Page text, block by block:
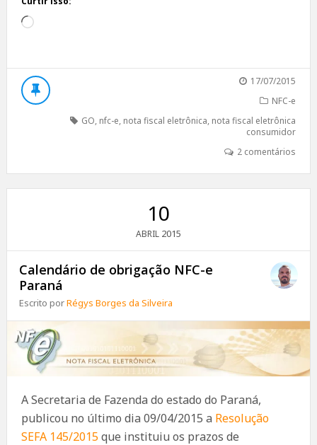
Carregando...
17/07/2015
NFC-e
GO, nfc-e, nota fiscal eletrônica, nota fiscal eletrônica
consumidor
2 comentários
10
ABRIL 2015
Calendário de obrigação NFC-e
Paraná
Escrito porRégys Borges da Silveira
A Secretaria de Fazenda do estado do Paraná,
publicou no último dia 09/04/2015 a Resolução
SEFA 145/2015que instituiu os prazos de